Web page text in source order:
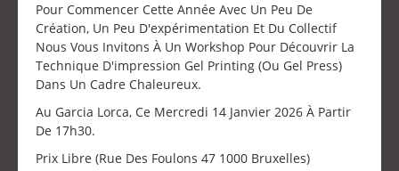
Pour Commencer Cette Année Avec Un Peu De
Création, Un Peu D'expérimentation Et Du Collectif
Nous Vous Invitons À Un Workshop Pour Découvrir La
Technique D'impression Gel Printing (ou Gel Press)
Dans Un Cadre Chaleureux.
Au Garcia Lorca, Ce Mercredi 14 Janvier 2026 À Partir
De 17h30.
Prix Libre (Rue Des Foulons 47 1000 Bruxelles)